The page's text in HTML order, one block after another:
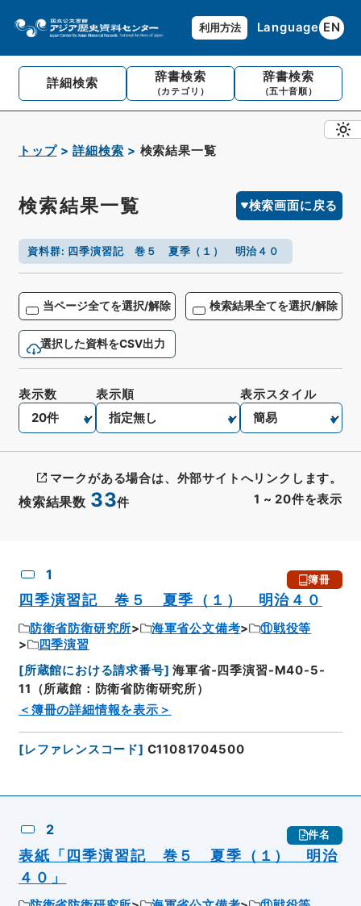
利用方法 Language EN
詳細検索 辞書検索
（カテゴリ）
辞書検索
（五十音順）
トップ 詳細検索 検索結果一覧
検索結果一覧 検索画面に戻る
資料群: 四季演習記 巻５ 夏季（１） 明治４０
当ページ全てを選択/解除 検索結果全てを選択/解除
選択した資料をCSV出力
検索結果数 33件 1 ~ 20件を表示
表示数 表示順 表示スタイル
マークがある場合は、外部サイトへリンクします。
1 簿冊
四季演習記 巻５ 夏季（１） 明治４０
防衛省防衛研究所 海軍省公文備考
⑪戦役等
四季演習
[所蔵館における請求番号] 海軍省-四季演習-M40-5-
11（所蔵館：防衛省防衛研究所）
＜簿冊の詳細情報を表示＞
[レファレンスコード] C11081704500
2 件名
表紙「四季演習記 巻５ 夏季（１） 明治
４０」